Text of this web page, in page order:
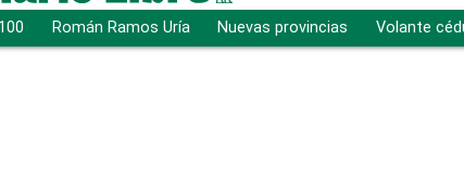
Román Ramos Uría Nuevas provincias Volante